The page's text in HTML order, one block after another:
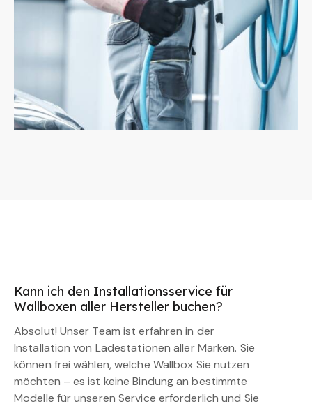
Kann ich den Installationsservice für
Wallboxen aller Hersteller buchen?
Absolut! Unser Team ist erfahren in der
Installation von Ladestationen aller Marken. Sie
können frei wählen, welche Wallbox Sie nutzen
möchten – es ist keine Bindung an bestimmte
Modelle für unseren Service erforderlich und Sie